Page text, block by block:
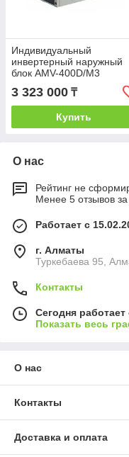
Индивидуальный
инвертерный наружный
блок AMV-400D/M3
3 323 000 ₸
Купить
О нас
Рейтинг не
Менее 5 отзывов
Работает с
г. Алматы
Туркебаева 95,
Контакты
Сегодня
Показать весь
О нас
Контакты
Доставка и оплата